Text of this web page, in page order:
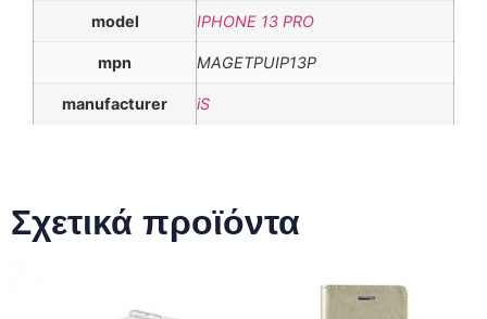
model IPHONE 13 PRO
mpn MAGETPUIP13P
manufacturer iS
Σχετικά προϊόντα